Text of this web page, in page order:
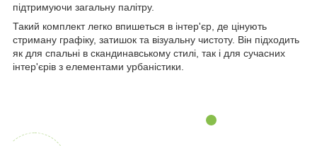
підтримуючи загальну палітру.
Такий комплект легко впишеться в інтер'єр, де цінують
стриману графіку, затишок та візуальну чистоту. Він підходить
як для спальні в скандинавському стилі, так і для сучасних
інтер'єрів з елементами урбаністики.